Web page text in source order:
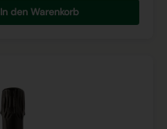
In den Warenkorb